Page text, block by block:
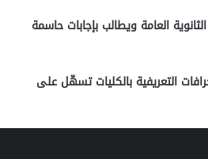
العامة ويطالب بإجابات حاسمة
التعريفية بالكليات تسهّل على